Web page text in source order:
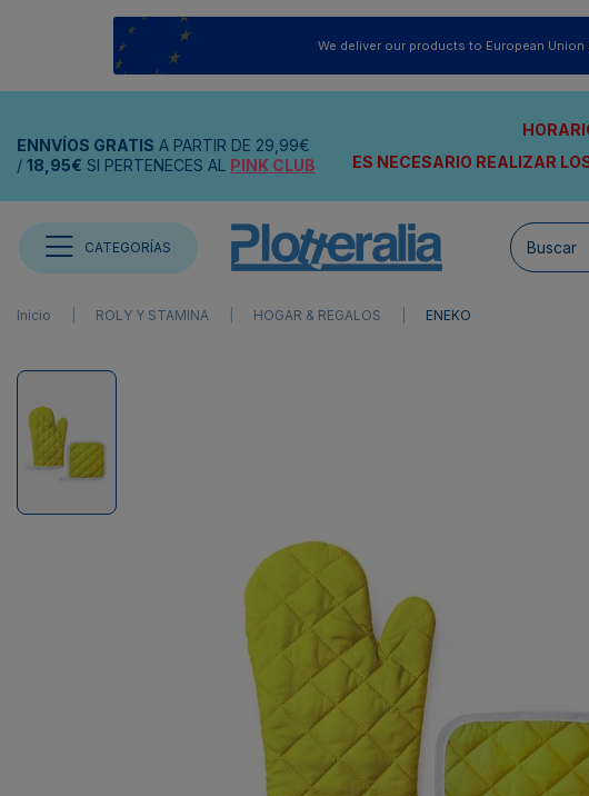
We deliver our products to European
ENNVÍOS GRATIS A PARTIR DE 29,99€
/ 18,95€ SI PERTENECES AL PINK CLUB
ES NECESARIO REALIZAR
CATEGORÍAS
Inicio ROLY Y STAMINA HOGAR & REGALOS ENEKO